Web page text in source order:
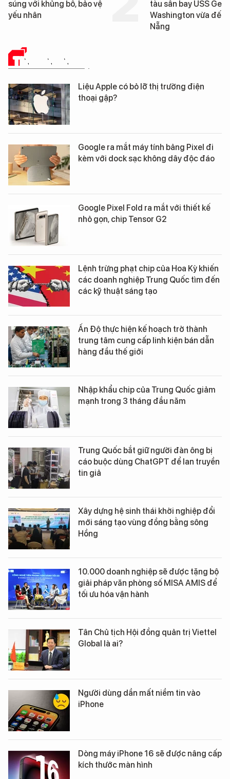
tàu sân bay USS George
tống tàu
George
TIN CÔNG NGHỆ
Liệu Apple có bỏ lỡ thị trường điện
thoại gập?
Google ra mắt máy tính bảng Pixel đi
kèm với dock sạc không dây độc đáo
Google Pixel Fold ra mắt với thiết kế
nhỏ gọn, chip Tensor G2
Lệnh trừng phạt chip của Hoa Kỳ khiến
các doanh nghiệp Trung Quốc tìm đến
các kỹ thuật sáng tạo
Ấn Độ thực hiện kế hoạch trở thành
trung tâm cung cấp linh kiện bán dẫn
hàng đầu thế giới
Nhập khẩu chip của Trung Quốc giảm
mạnh trong 3 tháng đầu năm
Trung Quốc bắt giữ người đàn ông bị
cáo buộc dùng ChatGPT để lan truyền
tin giả
Xây dựng hệ sinh thái khởi nghiệp đổi
mới sáng tạo vùng đồng bằng sông
Hồng
10.000 doanh nghiệp sẽ được tặng bộ
giải pháp văn phòng số MISA AMIS để
tối ưu hóa vận hành
Tân Chủ tịch Hội đồng quản trị Viettel
Global là ai?
Người dùng dần mất niềm tin vào
iPhone
Dòng máy iPhone 16 sẽ được nâng cấp
kích thước màn hình